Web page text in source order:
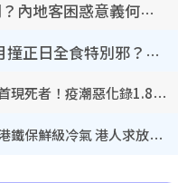
香港山邊鐵閘邊門大開？內地客困惑意義何在！網民神回覆：呢種叫法理性防禦
鬼門開2026｜農曆七月撞正日全食特別邪？專家警告切忌做一事！揭4大禁忌+2招保平安
奪命寄生蟲｜食生菜狂瀉首現死者！疫潮惡化錄1.8萬宗病例 揭洗菜3大謬誤
內地客歎港人唔識老！揭港鐵保鮮級冷氣 港人求放過：咪投訴